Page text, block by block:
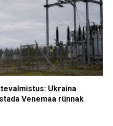
Ukraina
Venemaa rünnak